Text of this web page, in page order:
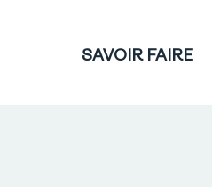
SAVOIR FAIRE